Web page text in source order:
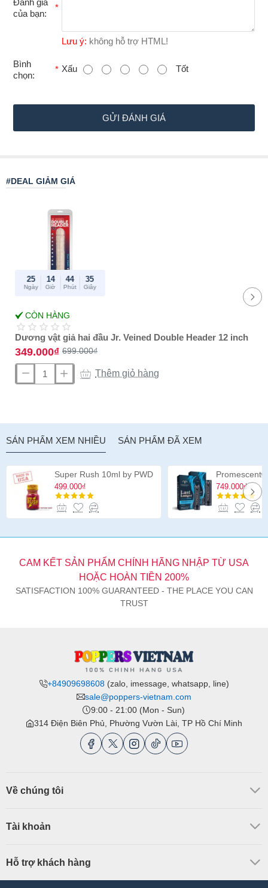
Đánh giá
của bạn:
Lưu ý: không hỗ trợ HTML!
B
ì
n
Bình
chọn:
Xấu Tốt
GỬI ĐÁNH GIÁ
#DEAL GIẢM GIÁ
Best Amazon
reviews
25
Ngày
14
Giờ
44
Phút
35
Giây
CÒN HÀNG
Dương vật giả hai đầu Jr. Veined Double Header 12 inch
349.000₫ 699.000₫
Jr.
Double
Header
inch
Thêm giỏ hàng
SẢN PHẨM XEM NHIỀU SẢN PHẨM ĐÃ XEM
Super Rush 10ml by PWD
499.000₫ 749.000₫
CAM KẾT SẢN PHẨM CHÍNH HÃNG NHẬP TỪ USA
HOẶC HOÀN TIỀN 200%
SATISFACTION 100% GUARANTEED - THE PLACE YOU CAN
TRUST
+84909698608(zalo, imessage, whatsapp, line)
sale@poppers-vietnam.com
9:00 - 21:00 (Mon - Sun)
314 Điện Biên Phủ, Phường Vườn Lài, TP Hồ Chí Minh
Về chúng tôi
Tài khoản
Hỗ trợ khách hàng